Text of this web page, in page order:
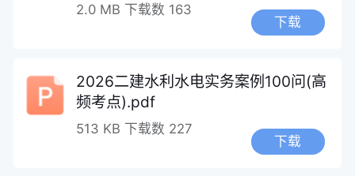
2.0 MB 下载数 163
下载
2026二建水利水电实务案例100问(高
频考点).pdf
513 KB 下载数 227
下载